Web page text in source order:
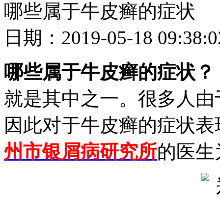
哪些属于牛皮癣的症状
日期：2019-05-18
哪些属于牛皮癣的症状？
就是其中之一。很多人
因此对于牛皮癣的症状
州市银屑病研究所的医